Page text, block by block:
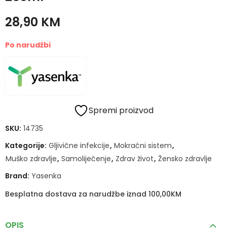
28,90 KM
Po narudžbi
Spremi proizvod
SKU: 14735
Kategorije: Gljivične infekcije, Mokraćni sistem,
Muško zdravlje, Samoliječenje, Zdrav život, Žensko zdravlje
Brand: Yasenka
Besplatna dostava za narudžbe iznad 100,00KM
OPIS